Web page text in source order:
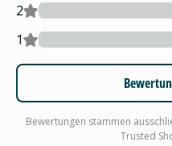
2
1
Bewertungen stammen
Trusted